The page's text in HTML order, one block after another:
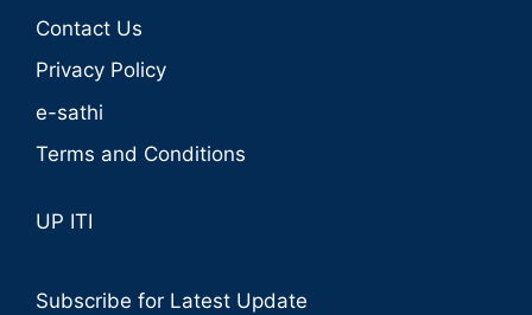
Contact Us
Privacy Policy
e-sathi
Terms and Conditions
UP ITI
Subscribe for Latest Update